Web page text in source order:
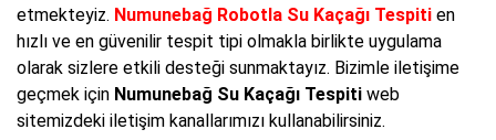
etmekteyiz. Numunebağ Robotla Su Kaçağı Tespiti en
hızlı ve en güvenilir tespit tipi olmakla birlikte uygulama
olarak sizlere etkili desteği sunmaktayız. Bizimle iletişime
geçmek için Numunebağ Su Kaçağı Tespiti web
sitemizdeki iletişim kanallarımızı kullanabilirsiniz.